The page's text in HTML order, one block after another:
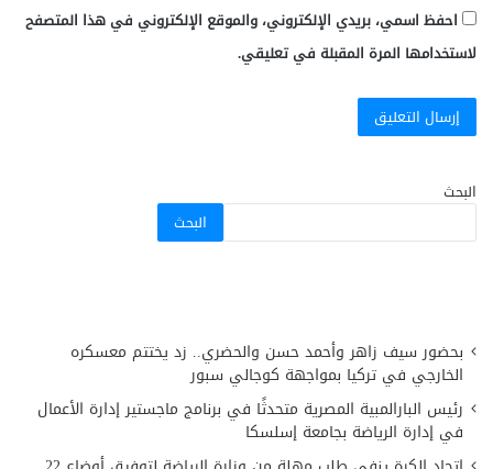
احفظ اسمي، بريدي الإلكتروني، والموقع الإلكتروني في هذا المتصفح
لاستخدامها المرة المقبلة في تعليقي.
البحث
البحث
بحضور سيف زاهر وأحمد حسن والحضري.. زد يختتم معسكره
الخارجي في تركيا بمواجهة كوجالي سبور
رئيس البارالمبية المصرية متحدثًا في برنامج ماجستير إدارة الأعمال
في إدارة الرياضة بجامعة إسلسكا